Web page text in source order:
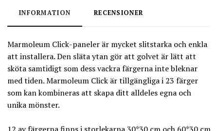
INFORMATION RECENSIONER
Marmoleum Click-paneler är mycket slitstarka och enkla
att installera. Den släta ytan gör att golvet är lätt att
sköta samtidigt som dess vackra färgerna inte bleknar
med tiden. Marmoleum Click är tillgängliga i 23 färger
som kan kombineras att skapa ditt alldeles egna och
unika mönster.